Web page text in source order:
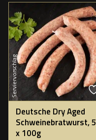
Serviervorschlag
Deutsche Dry Aged
Schweinebratwurst, 5
x 100g